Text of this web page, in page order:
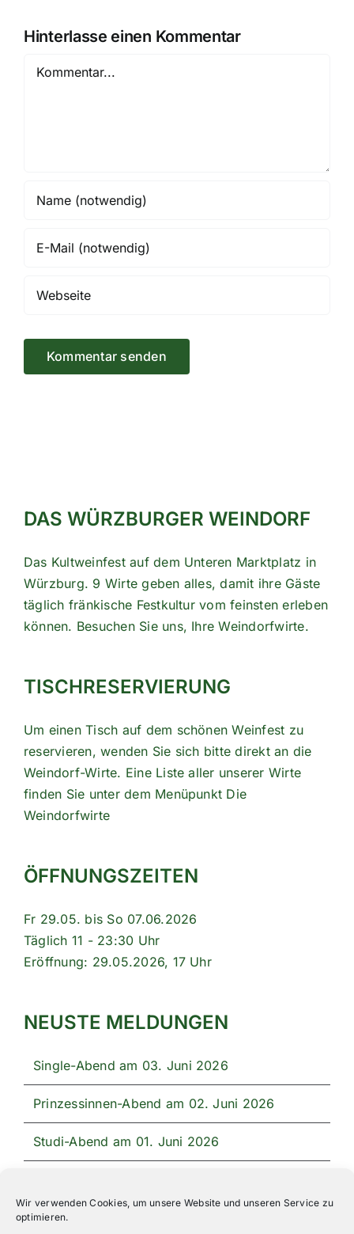
Wir verwenden Cookies, um unsere Website und unseren Service zu
optimieren.
Hinterlasse einen Kommentar
Kommentar
DAS WÜRZBURGER WEINDORF
Das Kultweinfest auf dem Unteren Marktplatz in
Würzburg. 9 Wirte geben alles, damit ihre Gäste
täglich fränkische Festkultur vom feinsten erleben
können. Besuchen Sie uns, Ihre Weindorfwirte.
TISCHRESERVIERUNG
Um einen Tisch auf dem schönen Weinfest zu
reservieren, wenden Sie sich bitte direkt an die
Weindorf-Wirte. Eine Liste aller unserer Wirte
finden Sie unter dem Menüpunkt Die
Weindorfwirte
ÖFFNUNGSZEITEN
Fr 29.05. bis So 07.06.2026
Täglich 11 - 23:30 Uhr
Eröffnung: 29.05.2026, 17 Uhr
NEUSTE MELDUNGEN
Single-Abend am 03. Juni 2026
Prinzessinnen-Abend am 02. Juni 2026
Studi-Abend am 01. Juni 2026